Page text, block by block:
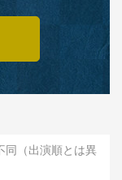
（出演順とは異